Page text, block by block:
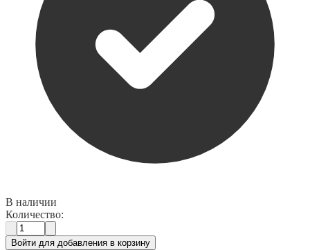
В наличии
Количество:
Войти для добавления в корзину